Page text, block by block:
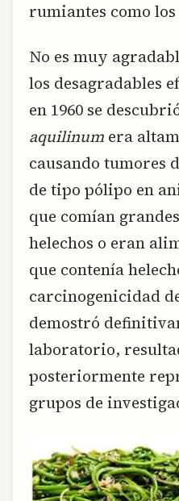
rumiantes como
No es muy
los desagradables
en 1960 se
aquilinum era
causando tumores
de tipo pólipo en
que comían
helechos o eran
que contenía
carcinogenicidad
demostró
laboratorio,
posteriormente
grupos de